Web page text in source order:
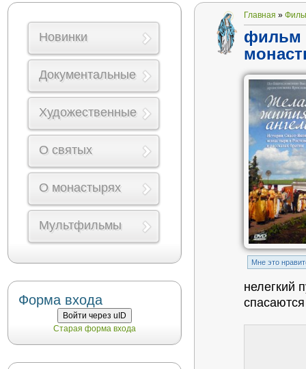
Главная »
фильм
Mне это
нелегкий
Новинки
Документальные
Художественные
О святых
О монастырях
Мультфильмы
Форма входа
Войти через uID
Старая форма входа